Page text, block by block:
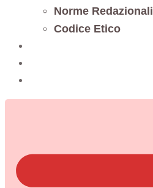
Norme Redazionali
Codice Etico